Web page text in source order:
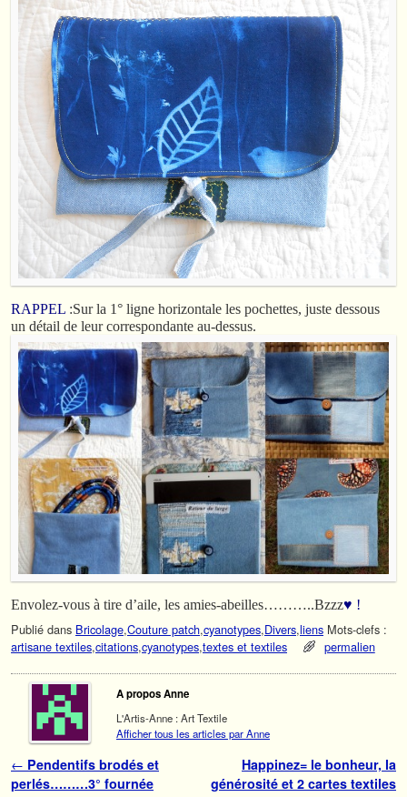
RAPPEL :Sur la 1° ligne horizontale les pochettes, juste dessous
un détail de leur correspondante au-dessus.
Envolez-vous à tire d’aile, les amies-abeilles………..Bzzz♥ !
Publié dans Bricolage,Couture patch,cyanotypes,Divers,liens Mots-clefs :
artisane textiles,citations,cyanotypes,textes et textiles permalien
A propos Anne
L'Artis-Anne : Art Textile
Afficher tous les articles par Anne
Navigation des articles
← Pendentifs brodés et
perlés………3° fournée
Happinez= le bonheur, la
générosité et 2 cartes textiles